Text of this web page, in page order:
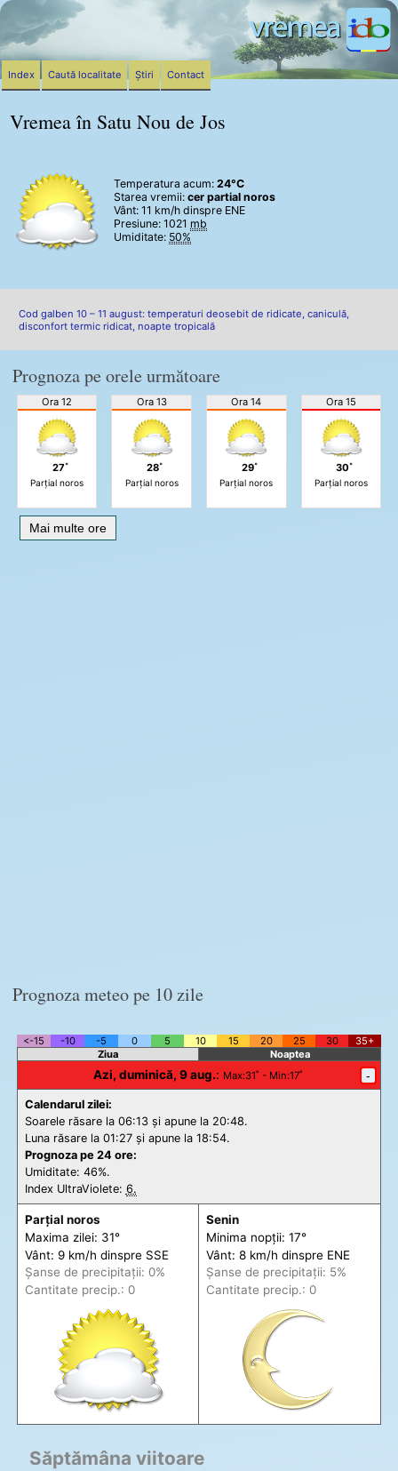
Vremea în Satu Nou de Jos
Temperatura acum: 24°C
Starea vremii: cer partial noros
Vânt: 11 km/h dinspre ENE
Presiune: 1021 mb
Umiditate: 50%
Cod galben 10 – 11 august: temperaturi deosebit de ridicate, caniculă,
disconfort termic ridicat, noapte tropicală
Prognoza pe orele următoare
Ora 12
27˚
Parțial noros
Ora 13
28˚
Parțial noros
Ora 14
29˚
Parțial noros
Ora 15
30˚
Parțial noros
Mai multe ore
Prognoza meteo pe 10 zile
<-15 -10 -5 0 5 10 15 20 25 30
35+
Ziua
Noaptea
Azi, duminică, 9 aug.: Max:31˚ - Min:17˚ -
Calendarul zilei:
Soarele răsare la 06:13 și apune la 20:48.
Luna răsare la 01:27 și apune la 18:54.
Prognoza pe 24 ore:
Umiditate: 46%.
Index UltraViolete: 6.
Parțial noros
Maxima zilei: 31°
Vânt: 9 km/h dinspre SSE
Șanse de precipitații: 0%
Cantitate precip.: 0
Senin
Minima nopții: 17°
Vânt: 8 km/h dinspre ENE
Șanse de precipitații: 5%
Cantitate precip.: 0
Săptămâna viitoare
Index Caută localitate Știri Contact